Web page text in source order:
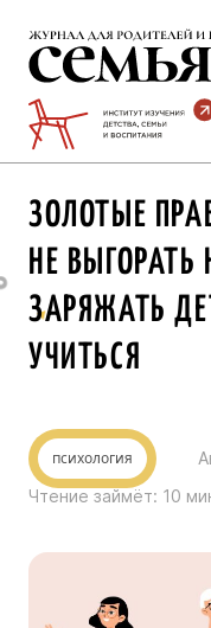
содержимому
ЗОЛОТЫЕ
НЕ ВЫГОРАТЬ
ЗАРЯЖАТЬ
УЧИТЬСЯ
психология
Чтение займёт: 10